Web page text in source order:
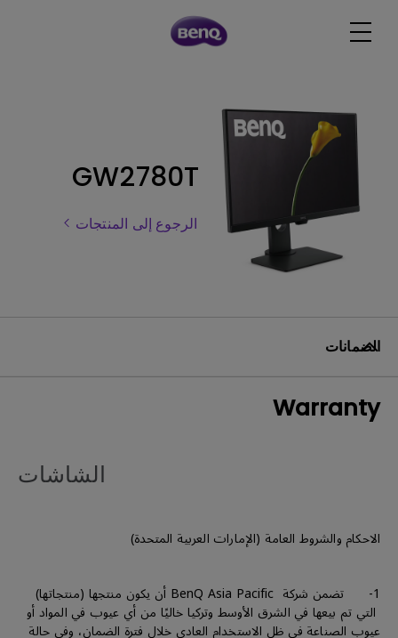
GW2780T
الرجوع إلى المنتجات
الضمانات
Warranty
الشاشات
الاحكام والشروط العامة (الإمارات العربية المتحدة)
1- تضمن شركة BenQ Asia Pacific أن يكون منتجها (منتجاتها)
التي تم بيعها في الشرق الأوسط وتركيا خاليًا من أي عيوب في المواد أو
عيوب الصناعة في ظل الاستخدام العادي خلال فترة الضمان، وفي حالة